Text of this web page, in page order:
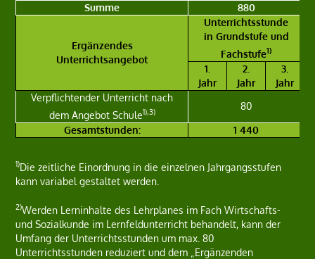
Summe 880
Ergänzendes
Unterrichtsangebot
Unterrichtsstunde
in Grundstufe und
Fachstufe1)
1.
Jahr
2.
Jahr
3.
Jahr
Verpflichtender Unterricht nach
dem Angebot Schule1),3)
80
Gesamtstunden:
1 440
1)Die zeitliche Einordnung in die einzelnen Jahrgangsstufen
kann variabel gestaltet werden.
2)Werden Lerninhalte des Lehrplanes im Fach Wirtschafts-
und Sozialkunde im Lernfeldunterricht behandelt, kann der
Umfang der Unterrichtsstunden um max. 80
Unterrichtsstunden reduziert und dem „Ergänzenden